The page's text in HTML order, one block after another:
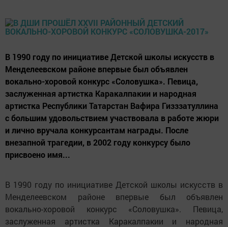
В 1990 году по инициативе Детской школы искусств в
Менделеевском районе впервые был объявлен
вокально-хоровой конкурс «Соловушка». Певица,
заслуженная артистка Каракалпакии и народная
артистка Республики Татарстан Вафира Гизззатуллина
с большим удовольствием участвовала в работе жюри
и лично вручала конкурсантам награды. После
внезапной трагедии, в 2002 году конкурсу было
присвоено имя...
В 1990 году по инициативе Детской школы искусств в
Менделеевском районе впервые был объявлен
вокально-хоровой конкурс «Соловушка». Певица,
заслуженная артистка Каракалпакии и народная